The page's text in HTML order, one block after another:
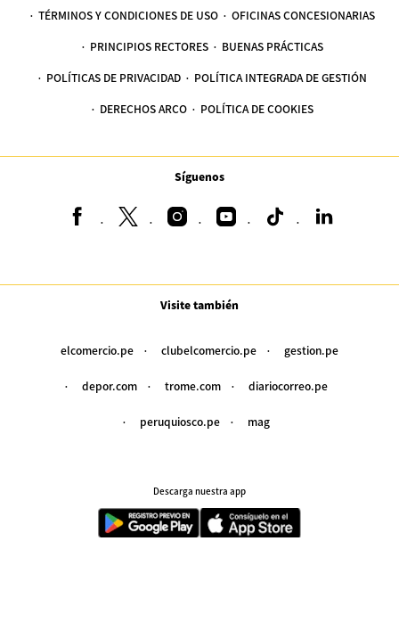
TÉRMINOS Y CONDICIONES DE USO OFICINAS CONCESIONARIAS
PRINCIPIOS RECTORES BUENAS PRÁCTICAS
POLÍTICAS DE PRIVACIDAD POLÍTICA INTEGRADA DE GESTIÓN
DERECHOS ARCO POLÍTICA DE COOKIES
Síguenos
Visite también
elcomercio.pe clubelcomercio.pe gestion.pe
depor.com trome.com diariocorreo.pe
peruquiosco.pe mag
Descarga nuestra app